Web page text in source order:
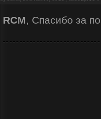
RCM, Спасибо за